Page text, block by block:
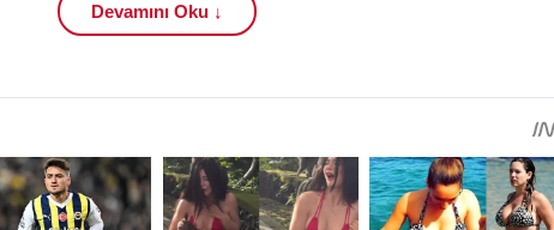
çıkan58 AFT 206
maddi hasar meydana gelirken, çevrede bulunan
Acil Çağrı Merkezi'ne bildirmesi üzerine olay yerine sağlık
Devamını Oku ↓